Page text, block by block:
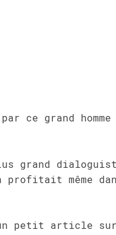
ce grand homme
grand
même
un petit article